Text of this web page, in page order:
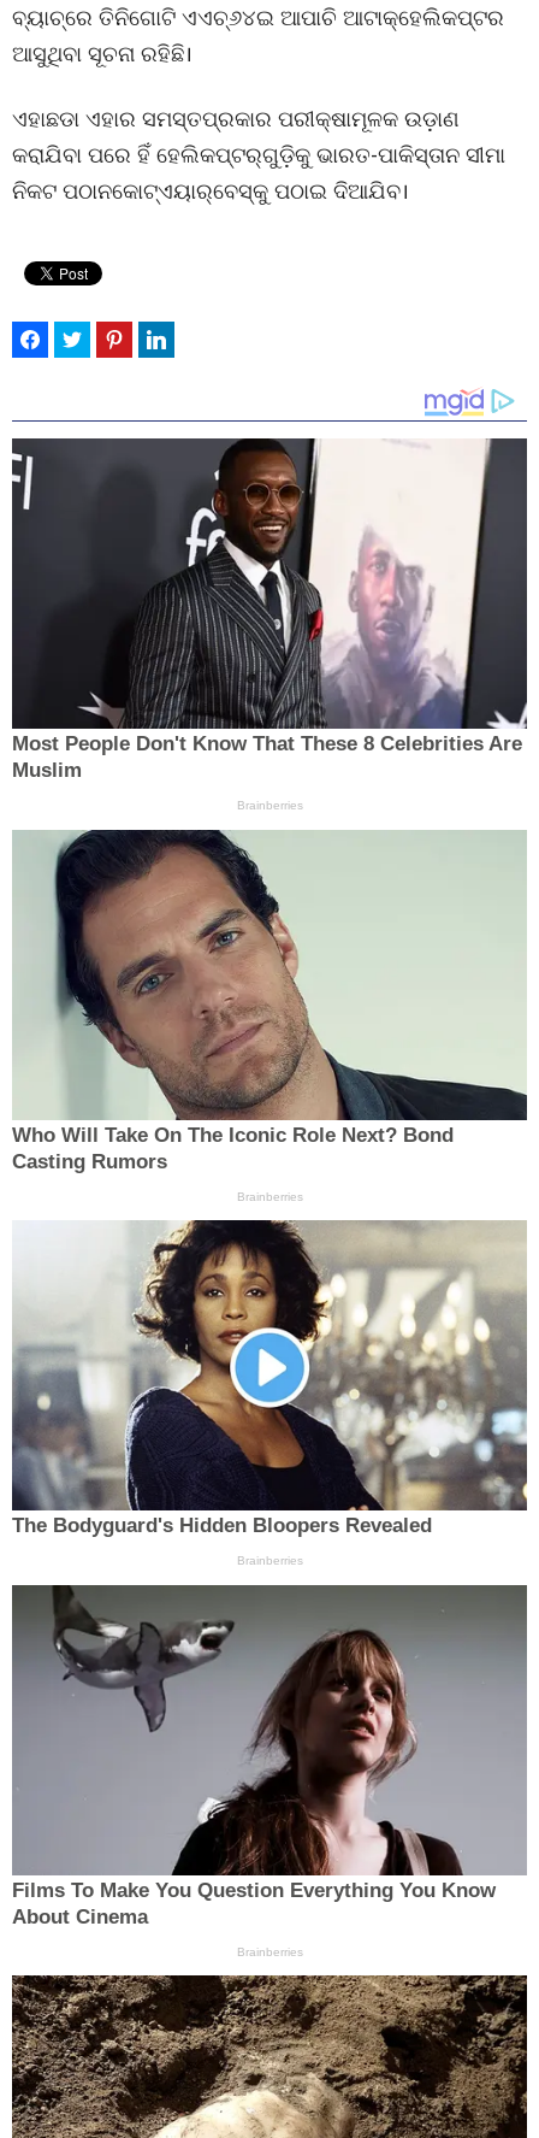
ବ୍ୟାଚ୍‌ରେ ତିନିଗୋଟି ଏଏଚ୍‌୬୪ଇ ଆପାଚି ଆଟାକ୍‌ହେଲିକପ୍ଟର
ଆସୁଥିବା ସୂଚନା ରହିଛି।
ଏହାଛଡା ଏହାର ସମସ୍ତପ୍ରକାର ପରୀକ୍ଷାମୂଳକ ଉଡ଼ାଣ
କରାଯିବା ପରେ ହିଁ ହେଲିକପ୍ଟର୍‌ଗୁଡ଼ିକୁ ଭାରତ-ପାକିସ୍ତାନ ସୀମା
ନିକଟ ପଠାନକୋଟ୍‌ଏୟାର୍‌ବେସ୍‌କୁ ପଠାଇ ଦିଆଯିବ।